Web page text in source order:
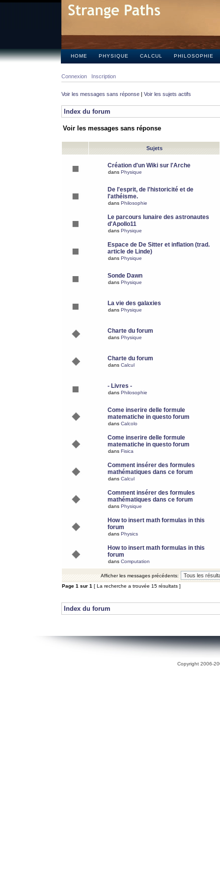
HOME PHYSIQUE CALCUL PHILOSOPHIE
Connexion Inscription
Voir les messages sans réponse | Voir les sujets actifs
Index du forum
Voir les messages sans réponse
Sujets
Création d'un Wiki sur l'Arche
dans Physique
De l'esprit, de l'historicité et de
l'athéisme.
dans Philosophie
Le parcours lunaire des astronautes
d'Apollo11
dans Physique
Espace de De Sitter et inflation (trad.
article de Linde)
dans Physique
Sonde Dawn
dans Physique
La vie des galaxies
dans Physique
Charte du forum
dans Physique
Charte du forum
dans Calcul
- Livres -
dans Philosophie
Come inserire delle formule
matematiche in questo forum
dans Calcolo
Come inserire delle formule
matematiche in questo forum
dans Fisica
Comment insérer des formules
mathématiques dans ce forum
dans Calcul
Comment insérer des formules
mathématiques dans ce forum
dans Physique
How to insert math formulas in this
forum
dans Physics
How to insert math formulas in this
forum
dans Computation
Afficher les messages précédents:
Page 1 sur 1 [ La recherche a trouvée 15 résultats ]
Index du forum
Copyright 2006-